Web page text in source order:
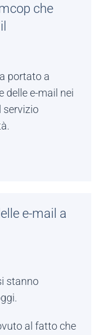
che
portato a
delle e-mail nei
servizio
e-mail a
stanno
al fatto che